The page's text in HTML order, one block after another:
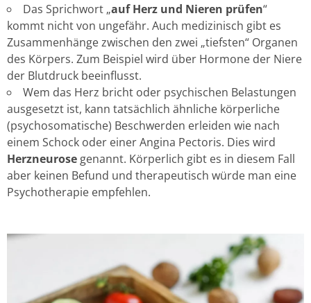
Das Sprichwort „auf Herz und Nieren prüfen“
kommt nicht von ungefähr. Auch medizinisch gibt es
Zusammenhänge zwischen den zwei „tiefsten“ Organen
des Körpers. Zum Beispiel wird über Hormone der Niere
der Blutdruck beeinflusst.
Wem das Herz bricht oder psychischen Belastungen
ausgesetzt ist, kann tatsächlich ähnliche körperliche
(psychosomatische) Beschwerden erleiden wie nach
einem Schock oder einer Angina Pectoris. Dies wird
Herzneurose genannt. Körperlich gibt es in diesem Fall
aber keinen Befund und therapeutisch würde man eine
Psychotherapie empfehlen.